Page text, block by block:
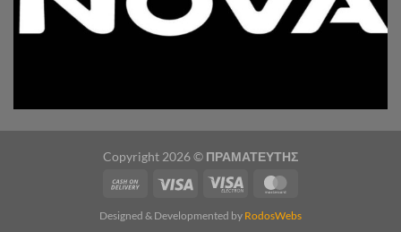
Copyright 2026 © ΠΡΑΜΑΤΕΥΤΗΣ
Designed & Developmented by RodosWebs